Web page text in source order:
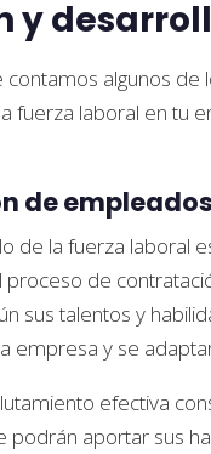
y
algunos
fuerza laboral en tu
de empleados
de la fuerza laboral
proceso de
sus talentos y
empresa y se
efectiva
aportar sus